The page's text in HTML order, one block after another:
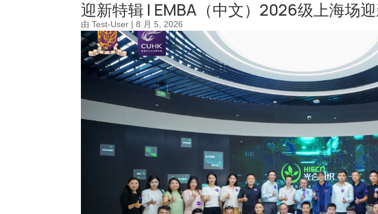
迎新特辑 | EMBA（中文）2026级上海场
由Test-User |8 月 5, 2026